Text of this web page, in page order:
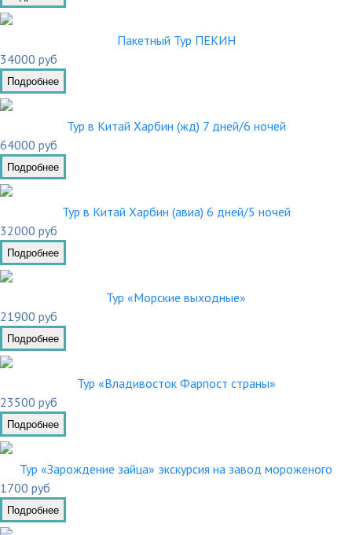
Пакетный Тур ПЕКИН
34000 руб
Подробнее
Тур в Китай Харбин (жд) 7 дней/6 ночей
64000 руб
Подробнее
Тур в Китай Харбин (авиа) 6 дней/5 ночей
32000 руб
Подробнее
Тур «Морские выходные»
21900 руб
Подробнее
Тур «Владивосток Фарпост страны»
23500 руб
Подробнее
Тур «Зарождение зайца» экскурсия на завод мороженого
1700 руб
Подробнее